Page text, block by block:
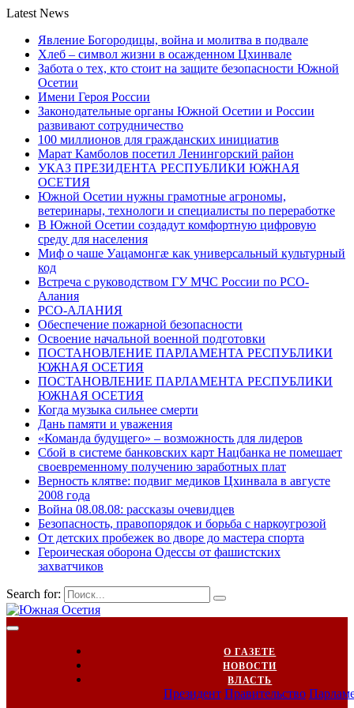
Latest News
Явление Богородицы, война и молитва в подвале
Хлеб – символ жизни в осажденном Цхинвале
Забота о тех, кто стоит на защите безопасности Южной
Осетии
Имени Героя России
Законодательные органы Южной Осетии и России
развивают сотрудничество
100 миллионов для гражданских инициатив
Марат Камболов посетил Ленингорский район
УКАЗ ПРЕЗИДЕНТА РЕСПУБЛИКИ ЮЖНАЯ
ОСЕТИЯ
Южной Осетии нужны грамотные агрономы,
ветеринары, технологи и специалисты по переработке
В Южной Осетии создадут комфортную цифровую
среду для населения
Миф о чаше Уацамонгæ как универсальный культурный
код
Встреча с руководством ГУ МЧС России по РСО-
Алания
РСО-АЛАНИЯ
Обеспечение пожарной безопасности
Освоение начальной военной подготовки
ПОСТАНОВЛЕНИЕ ПАРЛАМЕНТА РЕСПУБЛИКИ
ЮЖНАЯ ОСЕТИЯ
ПОСТАНОВЛЕНИЕ ПАРЛАМЕНТА РЕСПУБЛИКИ
ЮЖНАЯ ОСЕТИЯ
Когда музыка сильнее смерти
Дань памяти и уважения
«Команда будущего» – возможность для лидеров
Сбой в системе банковских карт Нацбанка не помешает
своевременному получению заработных плат
Верность клятве: подвиг медиков Цхинвала в августе
2008 года
Война 08.08.08: рассказы очевидцев
Безопасность, правопорядок и борьба с наркоугрозой
От детских пробежек во дворе до мастера спорта
Героическая оборона Одессы от фашистских
захватчиков
Search for:
О ГАЗЕТЕ
НОВОСТИ
ВЛАСТЬ
Президент Правительство